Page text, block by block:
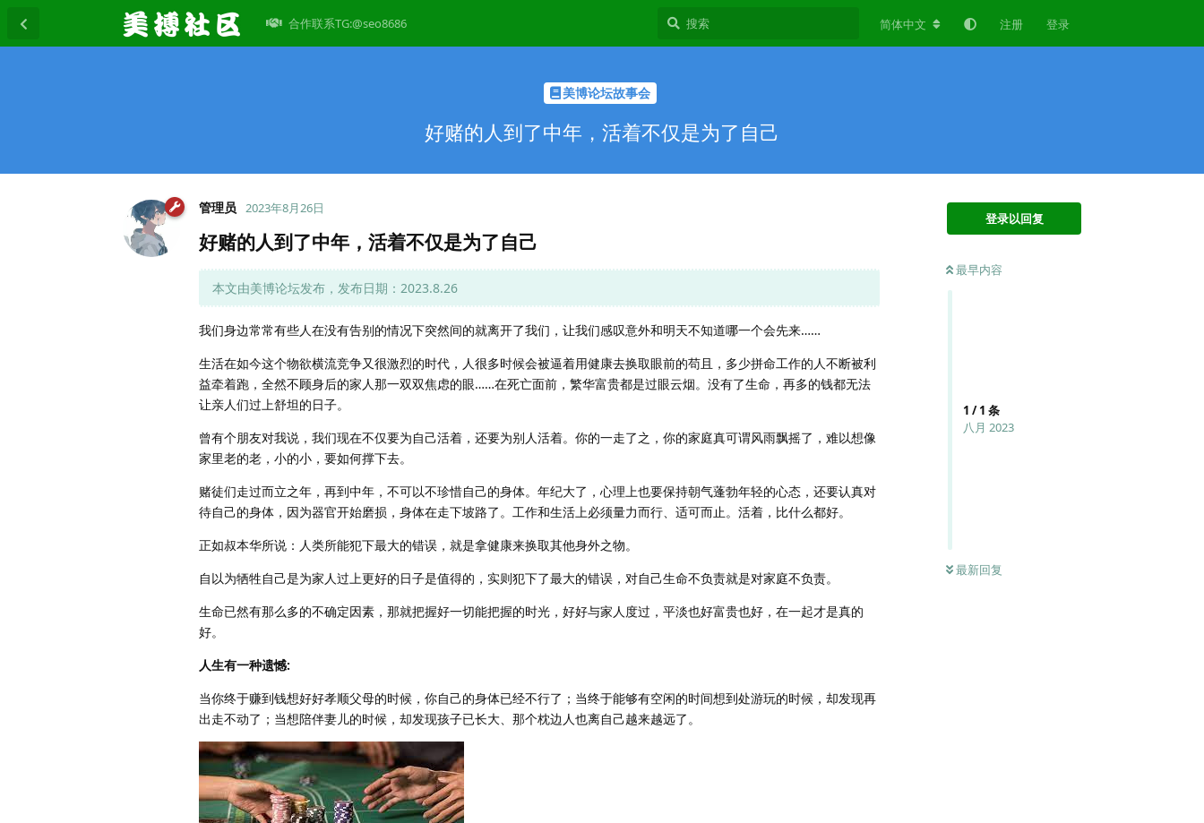
合作联系TG:@seo8686 简体中文 注册 登录
美博论坛故事会
好赌的人到了中年，活着不仅是为了自己
登录以回复
最早内容
1 /1 条
八月 2023
最新回复
管理员 2023年8月26日
好赌的人到了中年，活着不仅是为了自己
本文由美博论坛发布，发布日期：2023.8.26
我们身边常常有些人在没有告别的情况下突然间的就离开了我们，让我们感叹意外和明天不知道哪一个会先来……
生活在如今这个物欲横流竞争又很激烈的时代，人很多时候会被逼着用健康去换取眼前的苟且，多少拼命工作的人不断被利
益牵着跑，全然不顾身后的家人那一双双焦虑的眼……在死亡面前，繁华富贵都是过眼云烟。没有了生命，再多的钱都无法
让亲人们过上舒坦的日子。
曾有个朋友对我说，我们现在不仅要为自己活着，还要为别人活着。你的一走了之，你的家庭真可谓风雨飘摇了，难以想像
家里老的老，小的小，要如何撑下去。
赌徒们走过而立之年，再到中年，不可以不珍惜自己的身体。年纪大了，心理上也要保持朝气蓬勃年轻的心态，还要认真对
待自己的身体，因为器官开始磨损，身体在走下坡路了。工作和生活上必须量力而行、适可而止。活着，比什么都好。
正如叔本华所说：人类所能犯下最大的错误，就是拿健康来换取其他身外之物。
自以为牺牲自己是为家人过上更好的日子是值得的，实则犯下了最大的错误，对自己生命不负责就是对家庭不负责。
生命已然有那么多的不确定因素，那就把握好一切能把握的时光，好好与家人度过，平淡也好富贵也好，在一起才是真的
好。
人生有一种遗憾:
当你终于赚到钱想好好孝顺父母的时候，你自己的身体已经不行了；当终于能够有空闲的时间想到处游玩的时候，却发现再
出走不动了；当想陪伴妻儿的时候，却发现孩子已长大、那个枕边人也离自己越来越远了。